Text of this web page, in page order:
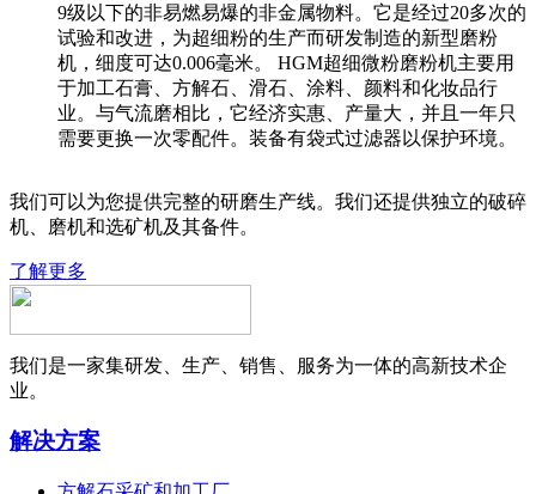
9级以下的非易燃易爆的非金属物料。它是经过20多次的
试验和改进，为超细粉的生产而研发制造的新型磨粉
机，细度可达0.006毫米。 HGM超细微粉磨粉机主要用
于加工石膏、方解石、滑石、涂料、颜料和化妆品行
业。与气流磨相比，它经济实惠、产量大，并且一年只
需要更换一次零配件。装备有袋式过滤器以保护环境。
我们可以为您提供完整的研磨生产线。我们还提供独立的破碎
机、磨机和选矿机及其备件。
了解更多
我们是一家集研发、生产、销售、服务为一体的高新技术企
业。
解决方案